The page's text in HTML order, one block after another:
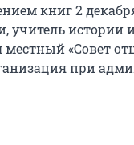
книг 2
учитель
«Совет
при